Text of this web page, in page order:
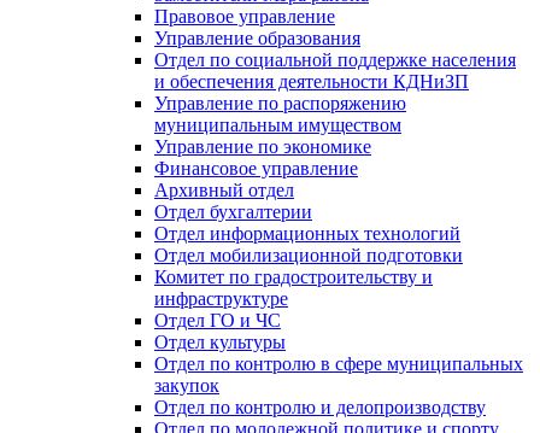
Правовое управление
Управление образования
Отдел по социальной поддержке населения
и обеспечения деятельности КДНиЗП
Управление по распоряжению
муниципальным имуществом
Управление по экономике
Финансовое управление
Архивный отдел
Отдел бухгалтерии
Отдел информационных технологий
Отдел мобилизационной подготовки
Комитет по градостроительству и
инфраструктуре
Отдел ГО и ЧС
Отдел культуры
Отдел по контролю в сфере муниципальных
закупок
Отдел по контролю и делопроизводству
Отдел по молодежной политике и спорту